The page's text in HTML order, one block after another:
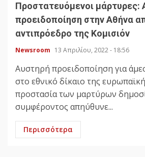
Προστατευόμενοι μάρτυρες:
προειδοποίηση στην Αθήνα
αντιπρόεδρο της Κομισιόν
Newsroom 13 Απριλίου, 2022 - 18:56
Αυστηρή προειδοποίηση για
στο εθνικό δίκαιο της
προστασία των μαρτύρων
συμφέροντος απηύθυνε...
Περισσότερα